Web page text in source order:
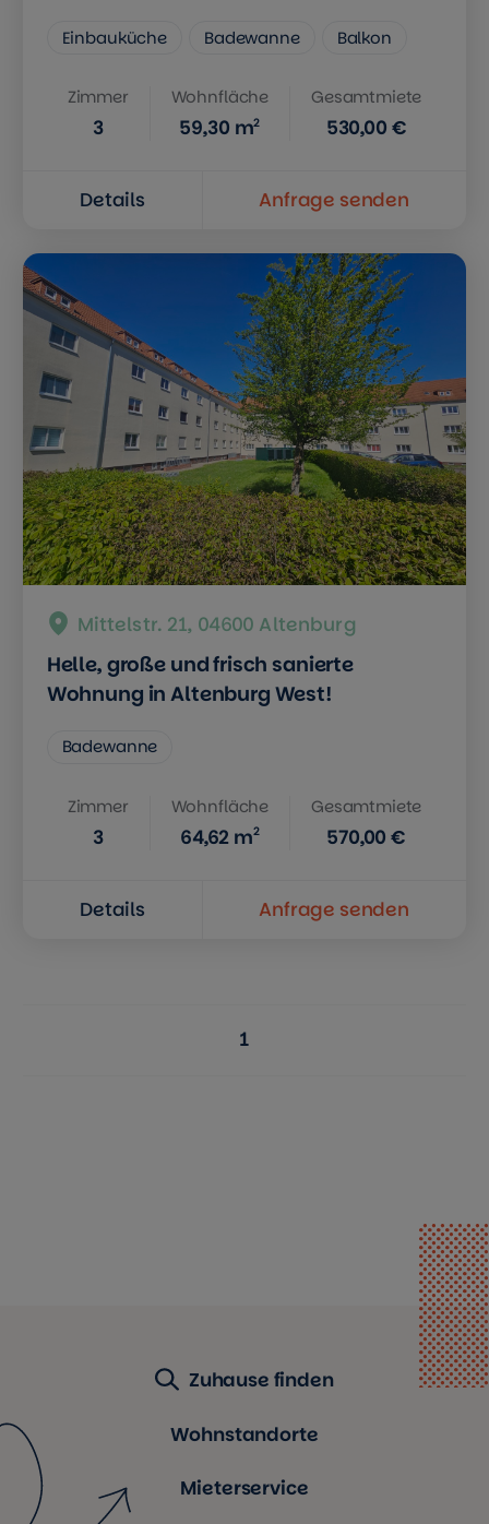
Einbauküche Badewanne Balkon
Zimmer
3
Wohnfläche
59,30 m2
Gesamtmiete
530,00 €
Details Anfrage senden
Mittelstr. 21, 04600 Altenburg
Helle, große und frisch sanierte
Wohnung in Altenburg West!
Badewanne
Zimmer
3
Wohnfläche
64,62 m2
Gesamtmiete
570,00 €
Details Anfrage senden
Seite:
1
Zuhause finden
Wohnstandorte
Mieterservice